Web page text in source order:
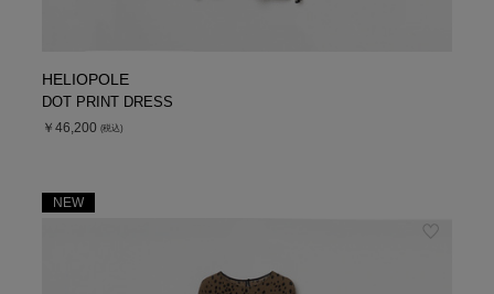
HELIOPOLE
DOT PRINT DRESS
￥46,200 (税込)
NEW